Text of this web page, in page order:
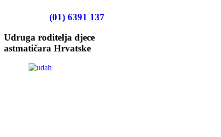
(01) 6391 137
Udruga roditelja djece
astmatičara Hrvatske